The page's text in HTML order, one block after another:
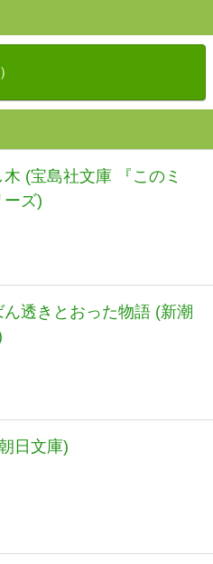
(宝島社文庫 『このミ
ーズ)
透きとおった物語 (新潮
日文庫)